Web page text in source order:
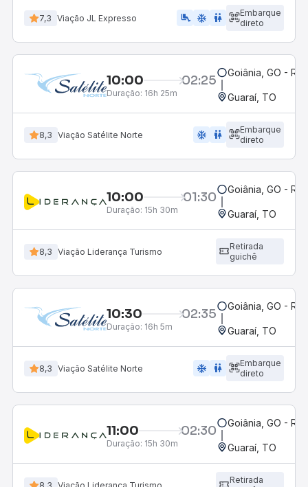
7,3 Viação JL Expresso airline_seat_legroom_extra ac_unit WC
Embarque
direto
10:00 02:25
Duração: 16h 25m
Goiânia, GO -
Guaraí, TO
8,3 Viação Satélite Norte ac_unit wc
Embarque
direto
10:00 01:30
Duração: 15h 30m
Goiânia, GO -
Guaraí, TO
8,3 Viação Liderança Turismo
Retirada
guichê
10:30 02:35
Duração: 16h 5m
Goiânia, GO -
Guaraí, TO
8,3 Viação Satélite Norte ac_unit wc
Embarque
direto
11:00 02:30
Duração: 15h 30m
Goiânia, GO -
Guaraí, TO
8,3 Viação Liderança Turismo
Retirada